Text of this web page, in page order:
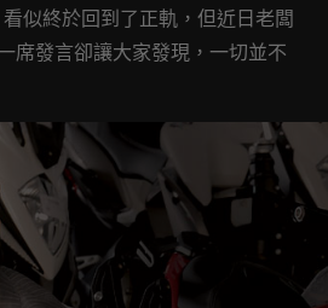
似終於回到了正軌，但近日老闆
席發言卻讓大家發現，一切並不